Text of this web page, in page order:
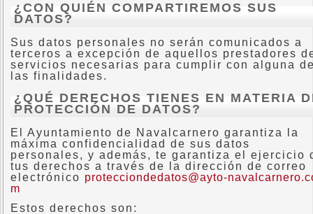
¿CON QUIÉN COMPARTIREMOS SUS
DATOS?
Sus datos personales no serán comunicados a
terceros a excepción de aquellos prestadores
servicios necesarias para cumplir con alguna
las finalidades.
¿QUÉ DERECHOS TIENES EN MATERIA
PROTECCIÓN DE DATOS?
El Ayuntamiento de Navalcarnero garantiza la
máxima confidencialidad de sus datos
personales, y además, te garantiza el ejercicio
tus derechos a través de la dirección de correo
electrónico protecciondedatos@ayto-
m
Estos derechos son: